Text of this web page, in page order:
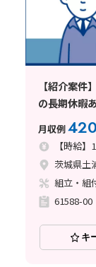
【紹介案
の長期休暇
月収例
【時給
茨城県土
組立・組
61588-00
キ